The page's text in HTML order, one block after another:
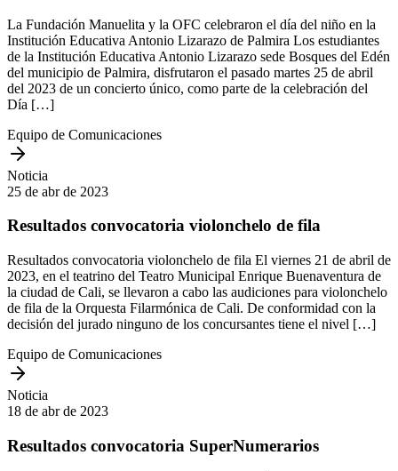
La Fundación Manuelita y la OFC celebraron el día del niño en la
Institución Educativa Antonio Lizarazo de Palmira Los estudiantes
de la Institución Educativa Antonio Lizarazo sede Bosques del Edén
del municipio de Palmira, disfrutaron el pasado martes 25 de abril
del 2023 de un concierto único, como parte de la celebración del
Día […]
Equipo de Comunicaciones
Noticia
25 de abr de 2023
Resultados convocatoria violonchelo de fila
Resultados convocatoria violonchelo de fila El viernes 21 de abril de
2023, en el teatrino del Teatro Municipal Enrique Buenaventura de
la ciudad de Cali, se llevaron a cabo las audiciones para violonchelo
de fila de la Orquesta Filarmónica de Cali. De conformidad con la
decisión del jurado ninguno de los concursantes tiene el nivel […]
Equipo de Comunicaciones
Noticia
18 de abr de 2023
Resultados convocatoria SuperNumerarios